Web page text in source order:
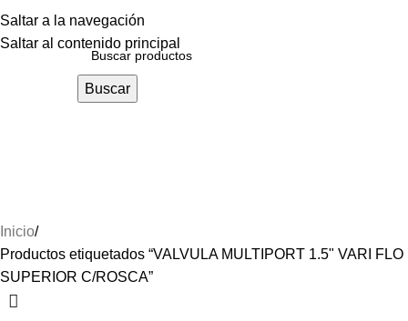
Saltar a la navegación
Saltar al contenido principal
Menú
Buscar
Inicio
Productos etiquetados “VALVULA MULTIPORT 1.5" VARI FLO
SUPERIOR C/ROSCA”